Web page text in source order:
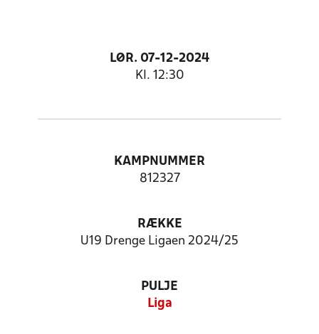
LØR. 07-12-2024
Kl. 12:30
KAMPNUMMER
812327
RÆKKE
U19 Drenge Ligaen 2024/25
PULJE
Liga